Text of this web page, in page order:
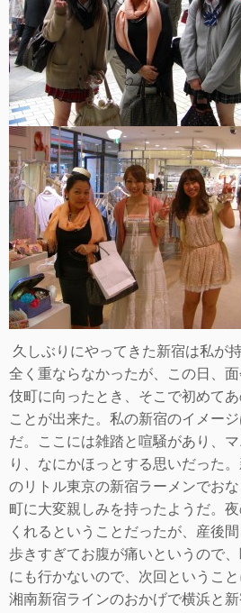
久しぶりにやってきた新宿は私が
全く重ならなかったが、この日、
伎町に向ったとき、そこで初めて
ことが出来た。私の新宿のイメー
だ。ここには雑踏と喧騒があり、
り、なにかほっとする思いだった
のリトル東京の新宿ラーメンでお
町に大変親しみを持ったようだ。
くれるということだったが、産後
歩きすぎてお腹が痛いというので
にも行かないので、次回ということ
湘南新宿ラインのおかげで横浜と新